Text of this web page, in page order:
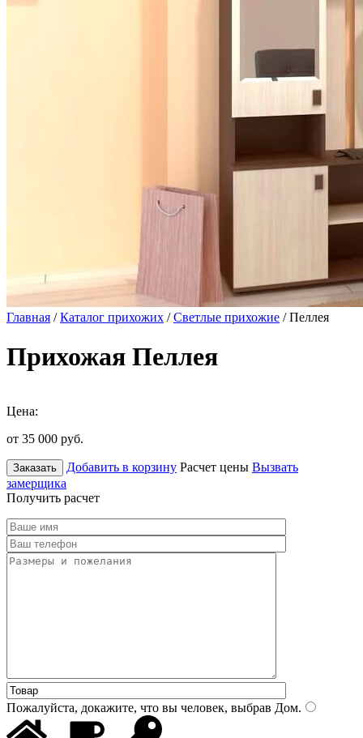
Главная /Каталог прихожих /Светлые прихожие / Пеллея
Прихожая Пеллея
Цена:
от 35 000 руб.
Заказать Добавить в корзину Расчет цены Вызвать
замерщика
Получить расчет
Пожалуйста, докажите, что вы человек, выбрав Дом.